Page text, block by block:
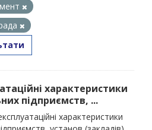
характеристики
підприємств, ...
характеристики